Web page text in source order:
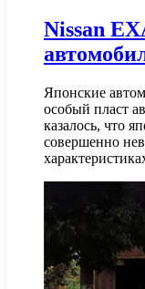
Nissan
Японские
особый пласт
казалось, что
совершенно